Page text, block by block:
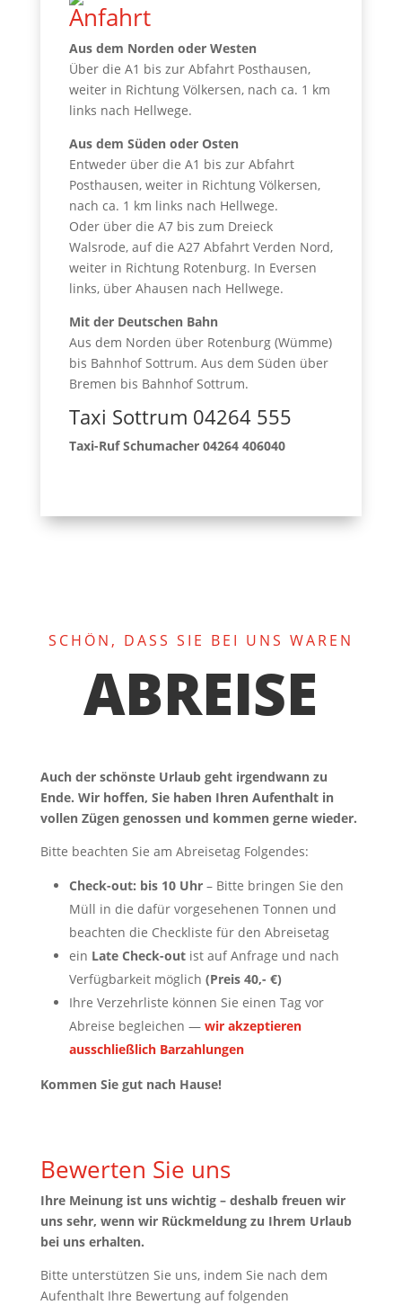
Anfahrt
Aus dem Norden oder Westen
Über die A1 bis zur Abfahrt Posthausen,
weiter in Richtung Völkersen, nach ca. 1 km
links nach Hellwege.
Aus dem Süden oder Osten
Entweder über die A1 bis zur Abfahrt
Posthausen, weiter in Richtung Völkersen,
nach ca. 1 km links nach Hellwege.
Oder über die A7 bis zum Dreieck
Walsrode, auf die A27 Abfahrt Verden Nord,
weiter in Richtung Rotenburg. In Eversen
links, über Ahausen nach Hellwege.
Mit der Deutschen Bahn
Aus dem Norden über Rotenburg (Wümme)
bis Bahnhof Sottrum. Aus dem Süden über
Bremen bis Bahnhof Sottrum.
Taxi Sottrum 04264 555
Taxi-Ruf Schumacher 04264 406040
SCHÖN, DASS SIE BEI UNS WAREN
ABREISE
Auch der schönste Urlaub geht irgendwann zu
Ende. Wir hoffen, Sie haben Ihren Aufenthalt in
vollen Zügen genossen und kommen gerne wieder.
Bitte beachten Sie am Abreisetag Folgendes:
Check-out: bis 10 Uhr– Bitte bringen Sie den
Müll in die dafür vorgesehenen Tonnen und
beachten die Checkliste für den Abreisetag
ein Late Check-outist auf Anfrage und nach
Verfügbarkeit möglich (Preis 40,- €)
Ihre Verzehrliste können Sie einen Tag vor
Abreise begleichen — wir akzeptieren
ausschließlich Barzahlungen
Kommen Sie gut nach Hause!
Bewerten Sie uns
Ihre Meinung ist uns wichtig – deshalb freuen wir
uns sehr, wenn wir Rückmeldung zu Ihrem Urlaub
bei uns erhalten.
Bitte unterstützen Sie uns, indem Sie nach dem
Aufenthalt Ihre Bewertung auf folgenden